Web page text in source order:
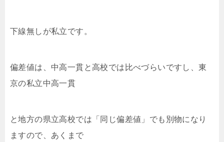
下線無しが私立です。
偏差値は、中高一貫と高校では比べづらいですし、東
京の私立中高一貫
と地方の県立高校では「同じ偏差値」でも別物になり
ますので、あくまで